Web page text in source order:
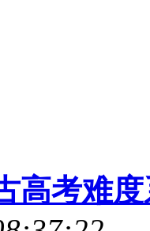
高考难